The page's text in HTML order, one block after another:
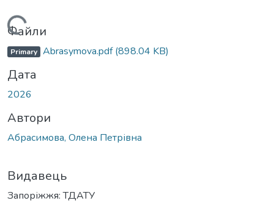
Вантажиться...
Файли
Primary Abrasymova.pdf(898.04 KB)
Дата
2026
Автори
Абрасимова, Олена Петрівна
Видавець
Запоріжжя: ТДАТУ